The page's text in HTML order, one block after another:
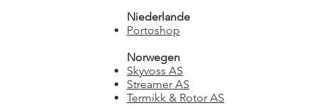
Niederlande
Portoshop
Norwegen
Skyvoss AS
Streamer AS
Termikk & Rotor AS